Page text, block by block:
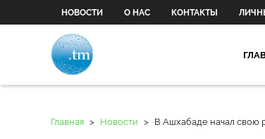
НОВОСТИ О НАС КОНТАКТЫ
Главная > Новости > В Ашхабаде начал свою